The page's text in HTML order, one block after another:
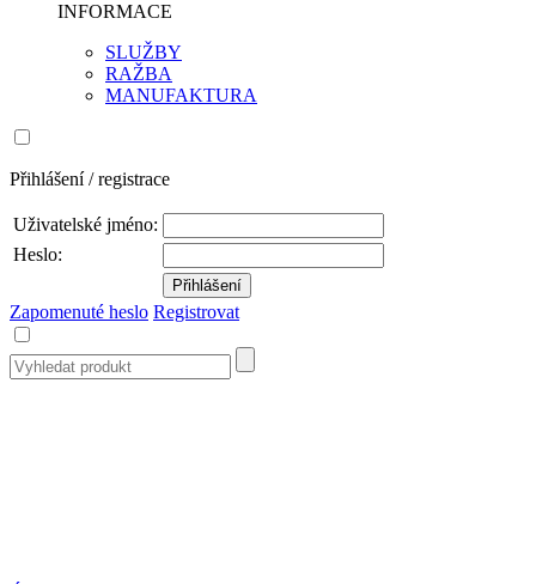
INFORMACE
SLUŽBY
RAŽBA
MANUFAKTURA
Přihlášení / registrace
Uživatelské jméno:
Heslo:
Zapomenuté heslo Registrovat